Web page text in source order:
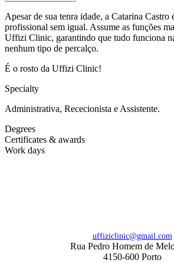
Apesar de sua tenra idade, a Catarina Castro
profissional sem igual. Assume as funções
Uffizi Clinic, garantindo que tudo funciona
nenhum tipo de percalço.
É o rosto da Uffizi Clinic!
Specialty
Administrativa, Rececionista e Assistente.
Degrees
Certificates & awards
Work days
uffiziclinic@gmail.com
Rua Pedro Homem de
4150-600 Porto